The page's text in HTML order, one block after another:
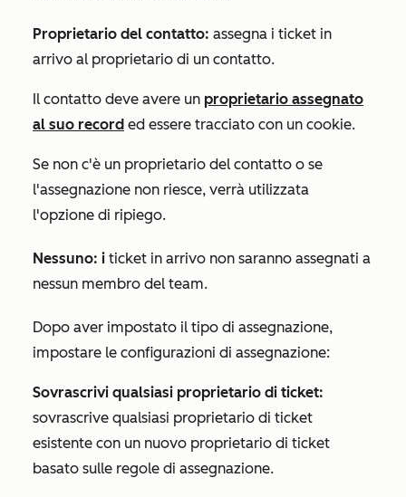
Proprietario del contatto: assegna i ticket in
arrivo al proprietario di un contatto.
Il contatto deve avere un proprietario assegnato
al suo record ed essere tracciato con un cookie.
Se non c'è un proprietario del contatto o se
l'assegnazione non riesce, verrà utilizzata
l'opzione di ripiego.
Nessuno: i ticket in arrivo non saranno assegnati a
nessun membro del team.
Dopo aver impostato il tipo di assegnazione,
impostare le configurazioni di assegnazione:
Sovrascrivi qualsiasi proprietario di ticket:
sovrascrive qualsiasi proprietario di ticket
esistente con un nuovo proprietario di ticket
basato sulle regole di assegnazione.